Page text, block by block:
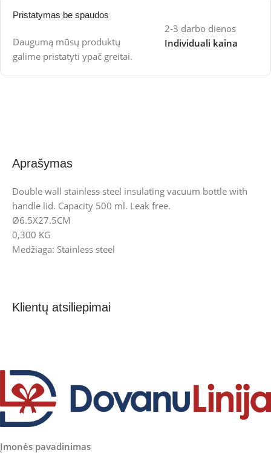
Pristatymas be spaudos
Daugumą mūsų produktų
galime pristatyti ypač greitai.
2-3 darbo dienos
Individuali kaina
Aprašymas
Double wall stainless steel insulating vacuum bottle with
handle lid. Capacity 500 ml. Leak free.
Ø6.5X27.5CM
0,300 KG
Medžiaga: Stainless steel
Klientų atsiliepimai
Įmonės pavadinimas